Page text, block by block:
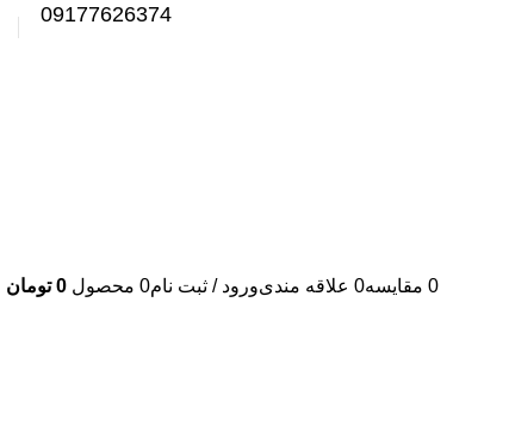
09177626374
0 مقایسه0 علاقه مندیورود / ثبت نام0 محصول 0 تومان